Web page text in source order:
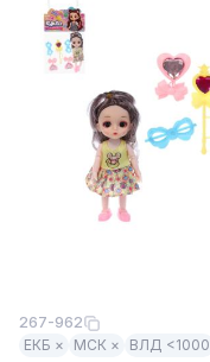
267-962
ЕКБ × МСК × ВЛД <1000